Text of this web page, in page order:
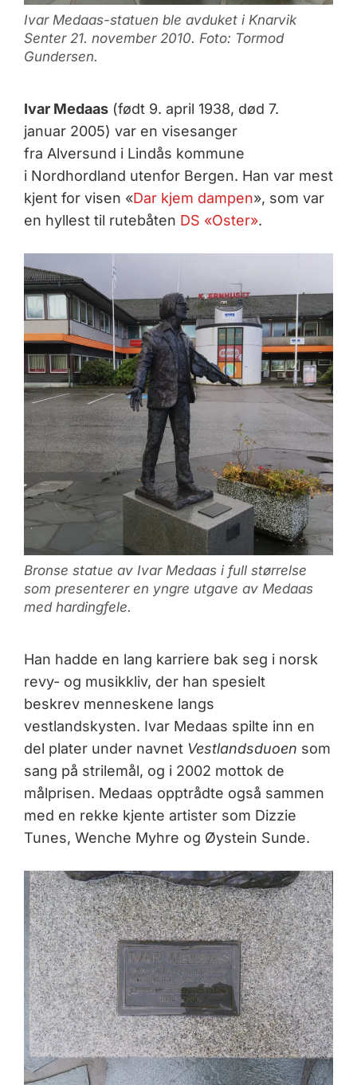
Ivar Medaas-statuen ble avduket i Knarvik
Senter 21. november 2010. Foto: Tormod
Gundersen.
Ivar Medaas(født 9. april 1938, død 7.
januar 2005) var en visesanger
fra Alversund i Lindås kommune
i Nordhordland utenfor Bergen. Han var mest
kjent for visen «Dar kjem dampen», som var
en hyllest til rutebåten DS «Oster».
Bronse statue av Ivar Medaas i full størrelse
som presenterer en yngre utgave av Medaas
med hardingfele.
Han hadde en lang karriere bak seg i norsk
revy- og musikkliv, der han spesielt
beskrev menneskene langs
vestlandskysten. Ivar Medaas spilte inn en
del plater under navnet Vestlandsduoen som
sang på strilemål, og i 2002 mottok de
målprisen. Medaas opptrådte også sammen
med en rekke kjente artister som Dizzie
Tunes, Wenche Myhre og Øystein Sunde.